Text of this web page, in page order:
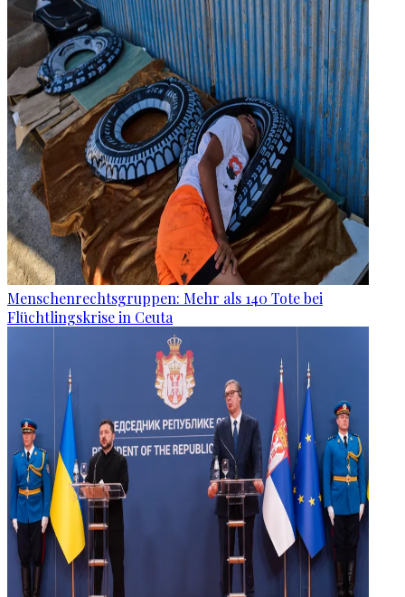
Menschenrechtsgruppen: Mehr als 140 Tote bei
Flüchtlingskrise in Ceuta